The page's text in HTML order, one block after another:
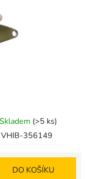
Skladem (>5 ks)
VHIB-356149
DO KOŠÍKU